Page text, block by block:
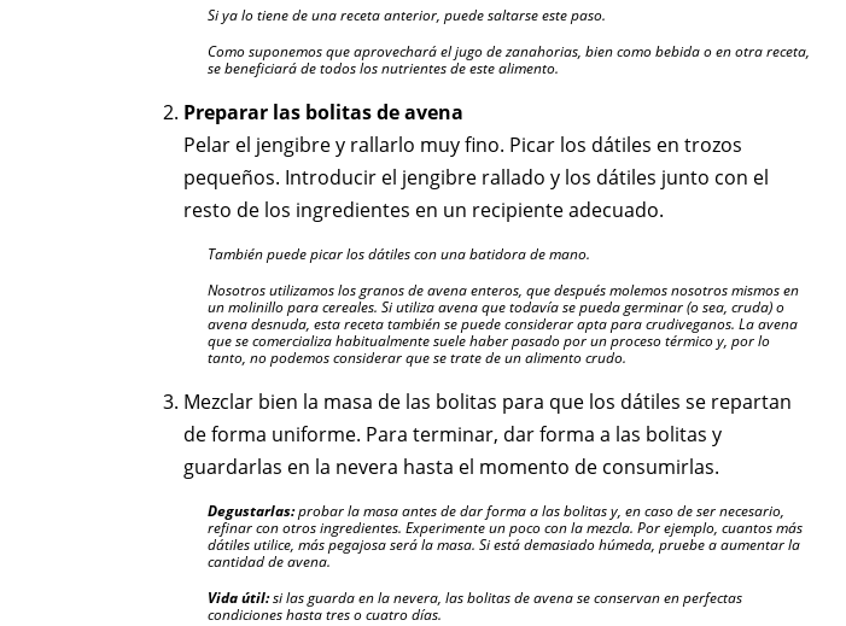
Si ya lo tiene de una receta anterior, puede saltarse este paso.
Como suponemos que aprovechará el jugo de zanahorias, bien como bebida o en otra receta,
se beneficiará de todos los nutrientes de este alimento.
Preparar las bolitas de avena
Pelar el jengibre y rallarlo muy fino. Picar los dátiles en trozos
pequeños. Introducir el jengibre rallado y los dátiles junto con el
resto de los ingredientes en un recipiente adecuado.
También puede picar los dátiles con una batidora de mano.
Nosotros utilizamos los granos de avena enteros, que después molemos nosotros mismos en
un molinillo para cereales. Si utiliza avena que todavía se pueda germinar (o sea, cruda) o
avena desnuda, esta receta también se puede considerar apta para crudiveganos. La avena
que se comercializa habitualmente suele haber pasado por un proceso térmico y, por lo
tanto, no podemos considerar que se trate de un alimento crudo.
Mezclar bien la masa de las bolitas para que los dátiles se repartan
de forma uniforme. Para terminar, dar forma a las bolitas y
guardarlas en la nevera hasta el momento de consumirlas.
Degustarlas:probar la masa antes de dar forma a las bolitas y, en caso de ser necesario,
refinar con otros ingredientes. Experimente un poco con la mezcla. Por ejemplo, cuantos más
dátiles utilice, más pegajosa será la masa. Si está demasiado húmeda, pruebe a aumentar la
cantidad de avena.
Vida útil:si las guarda en la nevera, las bolitas de avena se conservan en perfectas
condiciones hasta tres o cuatro días.